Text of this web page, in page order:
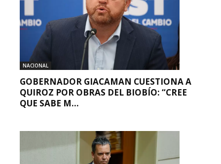
NACIONAL
GOBERNADOR GIACAMAN CUESTIONA A
QUIROZ POR OBRAS DEL BIOBÍO: “CREE
QUE SABE M...